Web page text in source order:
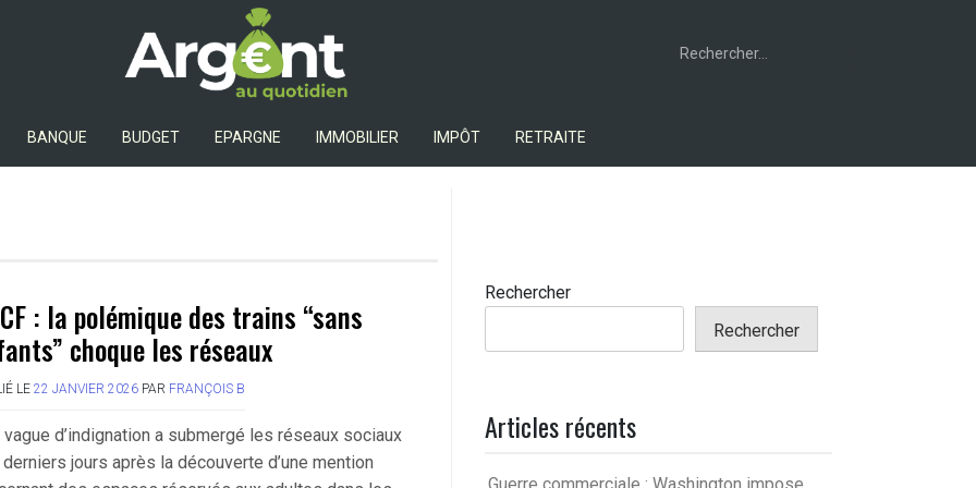
Argent Au Quotidien
Rechercher :
BANQUE BUDGET EPARGNE IMMOBILIER IMPÔT RETRAITE
: la polémique des trains “sans
choque les réseaux
LE 22 JANVIER 2026 PAR FRANÇOIS B
vague d’indignation a submergé les réseaux sociaux
jours après la découverte d’une mention
Rechercher
Rechercher
Articles récents